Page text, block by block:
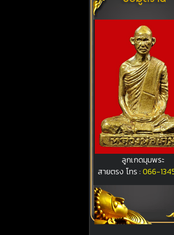
ลูกเกดมุมพระ
สายตรง โทร : 066-